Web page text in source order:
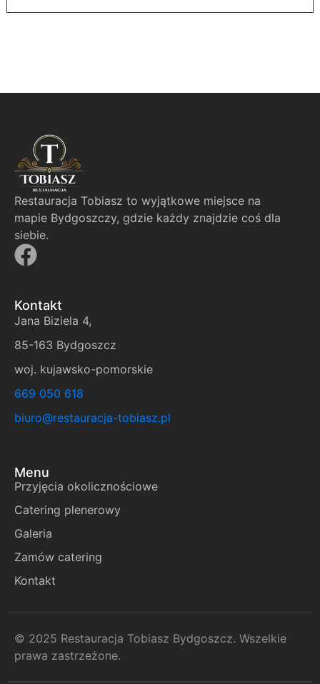
Restauracja Tobiasz to wyjątkowe miejsce na
mapie Bydgoszczy, gdzie każdy znajdzie coś dla
siebie.
Kontakt
Jana Biziela 4,
85-163 Bydgoszcz
woj. kujawsko-pomorskie
669 050 618
biuro@restauracja-tobiasz.pl
Menu
Przyjęcia okolicznościowe
Catering plenerowy
Galeria
Zamów catering
Kontakt
© 2025 Restauracja Tobiasz Bydgoszcz. Wszelkie
prawa zastrzeżone.